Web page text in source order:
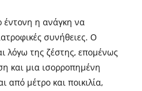
έντονη η ανάγκη να
συνήθειες. Ο
λόγω της ζέστης, επομένως
και μια ισορροπημένη
από μέτρο και ποικιλία,